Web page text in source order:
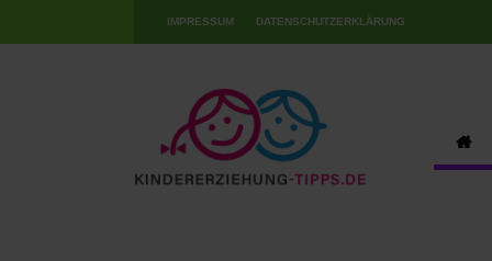
IMPRESSUM DATENSCHUTZERKLÄRUNG